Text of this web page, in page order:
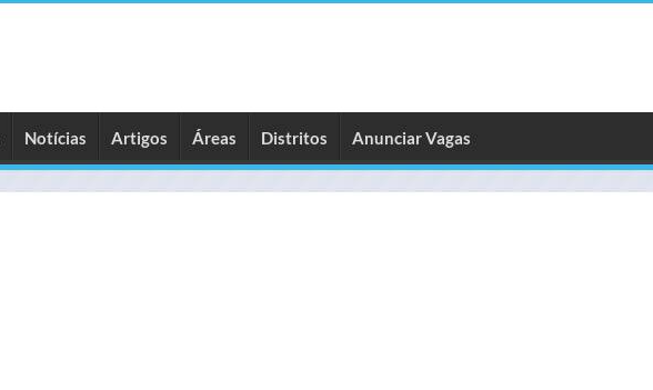
Notícias Artigos Áreas Distritos Anunciar Vagas